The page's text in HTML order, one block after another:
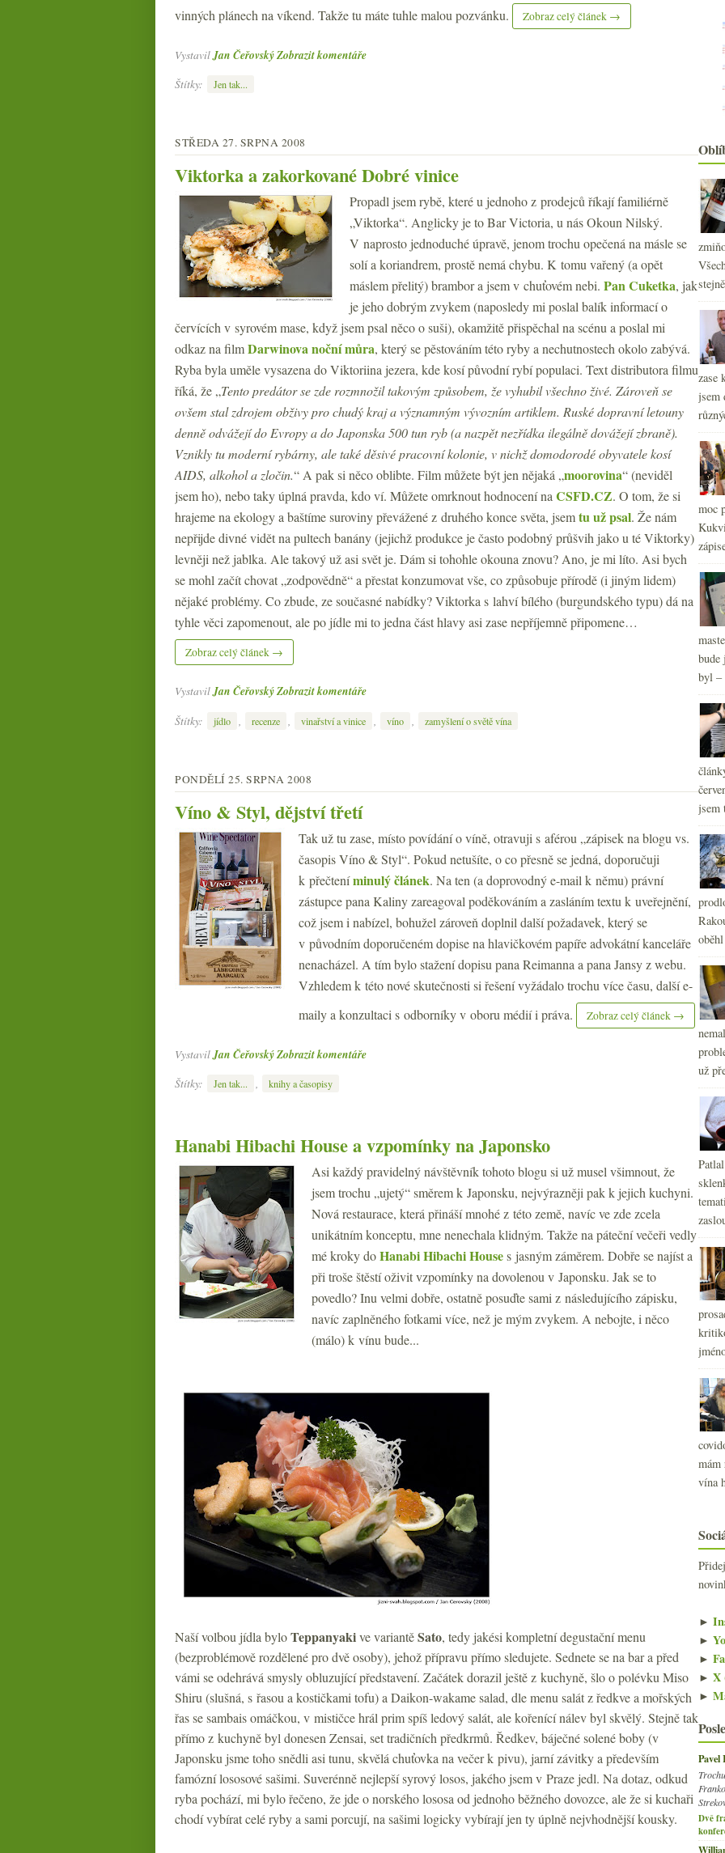
vinných plánech na víkend. Takže tu máte tuhle malou pozvánku.
Zobraz celý článek →
Vystavil Jan ČeřovskýZobrazit komentáře
Štítky:
Jen tak...
STŘEDA 27. SRPNA 2008
Viktorka a zakorkované Dobré vinice
Propadl jsem rybě, které u jednoho z prodejců říkají familiérně
„Viktorka“. Anglicky je to Bar Victoria, u nás Okoun Nilský.
V naprosto jednoduché úpravě, jenom trochu opečená na másle se
solí a koriandrem, prostě nemá chybu. K tomu vařený (a opět
máslem přelitý) brambor a jsem v chuťovém nebi. Pan Cuketka, jak
je jeho dobrým zvykem (naposledy mi poslal balík informací o
červících v syrovém mase, když jsem psal něco o suši), okamžitě přispěchal na scénu a poslal mi
odkaz na filmDarwinova noční můra, který se pěstováním této ryby a nechutnostech okolo zabývá.
Ryba byla uměle vysazena do Viktoriina jezera, kde kosí původní rybí populaci. Text distributora filmu
říká, že „Tento predátor se zde rozmnožil takovým způsobem, že vyhubil všechno živé. Zároveň se
ovšem stal zdrojem obživy pro chudý kraj a významným vývozním artiklem. Ruské dopravní letouny
denně odvážejí do Evropy a do Japonska 500 tun ryb (a nazpět nezřídka ilegálně dovážejí zbraně).
Vznikly tu moderní rybárny, ale také děsivé pracovní kolonie, v nichž domodorodé obyvatele kosí
AIDS, alkohol a zločin.“ A pak si něco oblibte. Film můžete být jen nějaká „moorovina“ (neviděl
jsem ho), nebo taky úplná pravda, kdo ví. Můžete omrknout hodnocení na CSFD.CZ. O tom, že si
hrajeme na ekology a baštíme suroviny převážené z druhého konce světa, jsemtu už psal. Že nám
nepřijde divné vidět na pultech banány (jejichž produkce je často podobný průšvih jako u té Viktorky)
levněji než jablka. Ale takový už asi svět je. Dám si tohohle okouna znovu? Ano, je mi líto. Asi bych
se mohl začít chovat „zodpovědně“ a přestat konzumovat vše, co způsobuje přírodě (i jiným lidem)
nějaké problémy. Co zbude, ze současné nabídky? Viktorka s lahví bílého (burgundského typu) dá na
tyhle věci zapomenout, ale po jídle mi to jedna část hlavy asi zase nepříjemně připomene…
Zobraz celý článek →
VystavilJan ČeřovskýZobrazit komentáře
Štítky:
jídlo recenze vinařství a vinice víno zamyšlení o světě vína
PONDĚLÍ 25. SRPNA 2008
Víno & Styl, dějství třetí
Tak už tu zase, místo povídání o víně, otravuji s aférou „zápisek na blogu vs.
časopis Víno & Styl“. Pokud netušíte, o co přesně se jedná, doporučuji
k přečteníminulý článek. Na ten (a doprovodný e-mail k němu) právní
zástupce pana Kaliny zareagoval poděkováním a zasláním textu k uveřejnění,
což jsem i nabízel, bohužel zároveň doplnil další požadavek, který se
v původním doporučeném dopise na hlavičkovém papíře advokátní kanceláře
nenacházel. A tím bylo stažení dopisu pana Reimanna a pana Jansy z webu.
Vzhledem k této nové skutečnosti si řešení vyžádalo trochu více času, další e-
maily a konzultaci s odborníky v oboru médií i práva.
Zobraz celý článek →
Vystavil Jan ČeřovskýZobrazit komentáře
Štítky:
Jen tak... , knihy a časopisy
Hanabi Hibachi House a vzpomínky na Japonsko
Asi každý pravidelný návštěvník tohoto blogu si už musel všimnout, že
jsem trochu „ujetý“ směrem k Japonsku, nejvýrazněji pak k jejich kuchyni.
Nová restaurace, která přináší mnohé z této země, navíc ve zde zcela
unikátním konceptu, mne nenechala klidným. Takže na páteční večeři vedly
mé kroky doHanabi Hibachi Houses jasným záměrem. Dobře se najíst a
při troše štěstí oživit vzpomínky na dovolenou v Japonsku. Jak se to
povedlo? Inu velmi dobře, ostatně posuďte sami z následujícího zápisku,
navíc zaplněného fotkami více, než je mým zvykem. A nebojte, i něco
(málo) k vínu bude...
Naší volbou jídla byloTeppanyakive variantěSato, tedy jakési kompletní degustační menu
(bezproblémově rozdělené pro dvě osoby), jehož přípravu přímo sledujete. Sednete se na bar a před
vámi se odehrává smysly obluzující představení. Začátek dorazil ještě z kuchyně, šlo o polévku Miso
Shiru (slušná, s řasou a kostičkami tofu) a Daikon-wakame salad, dle menu salát z ředkve a mořských
řas se sambais omáčkou, v mističce hrál prim spíš ledový salát, ale kořenící nálev byl skvělý. Stejně tak
přímo z kuchyně byl donesen Zensai, set tradičních předkrmů. Ředkev, báječné solené boby (v
Japonsku jsme toho snědli asi tunu, skvělá chuťovka na večer k pivu), jarní závitky a především
famózní lososové sašimi. Suverénně nejlepší syrový losos, jakého jsem v Praze jedl. Na dotaz, odkud
ryba pochází, mi bylo řečeno, že jde o norského lososa od jednoho běžného dovozce, ale že si kuchaři
chodí vybírat celé ryby a sami porcují, na sašimi logicky vybírají jen ty úplně nejvhodnější kousky.
►
►
zase
jsem
moc
bude
byl –
jsem
už
mám
vína
►
►
►
► X
►
Pavel
Dvě